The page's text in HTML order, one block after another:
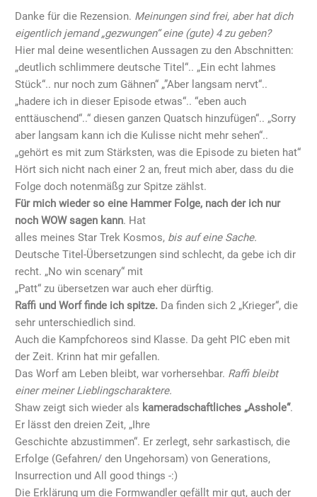
Danke für die Rezension. Meinungen sind frei, aber hat dich
eigentlich jemand „gezwungen“ eine (gute) 4 zu geben?
Hier mal deine wesentlichen Aussagen zu den Abschnitten:
„deutlich schlimmere deutsche Titel“.. „Ein echt lahmes
Stück“.. nur noch zum Gähnen“ „”Aber langsam nervt“..
„hadere ich in dieser Episode etwas“.. “eben auch
enttäuschend“..“ diesen ganzen Quatsch hinzufügen“.. „Sorry
aber langsam kann ich die Kulisse nicht mehr sehen“..
„gehört es mit zum Stärksten, was die Episode zu bieten hat“
Hört sich nicht nach einer 2 an, freut mich aber, dass du die
Folge doch notenmäßg zur Spitze zählst.
Für mich wieder so eine Hammer Folge, nach der ich nur
noch WOW sagen kann. Hat
alles meines Star Trek Kosmos, bis auf eine Sache.
Deutsche Titel-Übersetzungen sind schlecht, da gebe ich dir
recht. „No win scenary“ mit
„Patt“ zu übersetzen war auch eher dürftig.
Raffi und Worf finde ich spitze. Da finden sich 2 „Krieger“, die
sehr unterschiedlich sind.
Auch die Kampfchoreos sind Klasse. Da geht PIC eben mit
der Zeit. Krinn hat mir gefallen.
Das Worf am Leben bleibt, war vorhersehbar. Raffi bleibt
einer meiner Lieblingscharaktere.
Shaw zeigt sich wieder als kameradschaftliches „Asshole“.
Er lässt den dreien Zeit, „Ihre
Geschichte abzustimmen“. Er zerlegt, sehr sarkastisch, die
Erfolge (Gefahren/ den Ungehorsam) von Generations,
Insurrection und All good things -:)
Die Erklärung um die Formwandler gefällt mir gut, auch der